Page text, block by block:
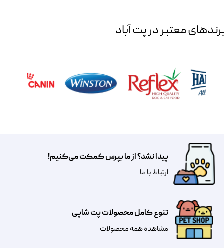
معتبر در پت آباد
تنوع کامل محصولات پت شاپی
مشاهده همه محصولات
پیدا نشد؟ از ما بپرس کمکت می‌کنیم!
​​​ارتباط با ما